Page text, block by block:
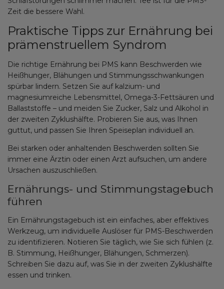
Zeit die bessere Wahl.
Praktische Tipps zur Ernährung bei
prämenstruellem Syndrom
Die richtige Ernährung bei PMS kann Beschwerden wie
Heißhunger, Blähungen und Stimmungsschwankungen
spürbar lindern. Setzen Sie auf kalzium- und
magnesiumreiche Lebensmittel, Omega-3-Fettsäuren und
Ballaststoffe – und meiden Sie Zucker, Salz und Alkohol in
der zweiten Zyklushälfte. Probieren Sie aus, was Ihnen
guttut, und passen Sie Ihren Speiseplan individuell an.
Bei starken oder anhaltenden Beschwerden sollten Sie
immer eine Ärztin oder einen Arzt aufsuchen, um andere
Ursachen auszuschließen.
Ernährungs- und Stimmungstagebuch
führen
Ein Ernährungstagebuch ist ein einfaches, aber effektives
Werkzeug, um individuelle Auslöser für PMS-Beschwerden
zu identifizieren. Notieren Sie täglich, wie Sie sich fühlen (z.
B. Stimmung, Heißhunger, Blähungen, Schmerzen).
Schreiben Sie dazu auf, was Sie in der zweiten Zyklushälfte
essen und trinken.